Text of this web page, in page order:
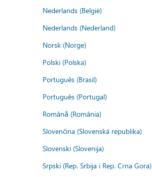
Nederlands (België)
Nederlands (Nederland)
Norsk (Norge)
Polski (Polska)
Português (Brasil)
Português (Portugal)
Română (România)
Slovenčina (Slovenská republika)
Slovenski (Slovenija)
Srpski (Rep. Srbija i Rep. Crna Gora)